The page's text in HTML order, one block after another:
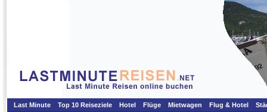
Last Minute Top 10 Reiseziele Hotel Flüge Mietwagen Flug & Hotel